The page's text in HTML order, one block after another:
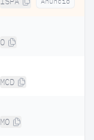
O
MCD
MO